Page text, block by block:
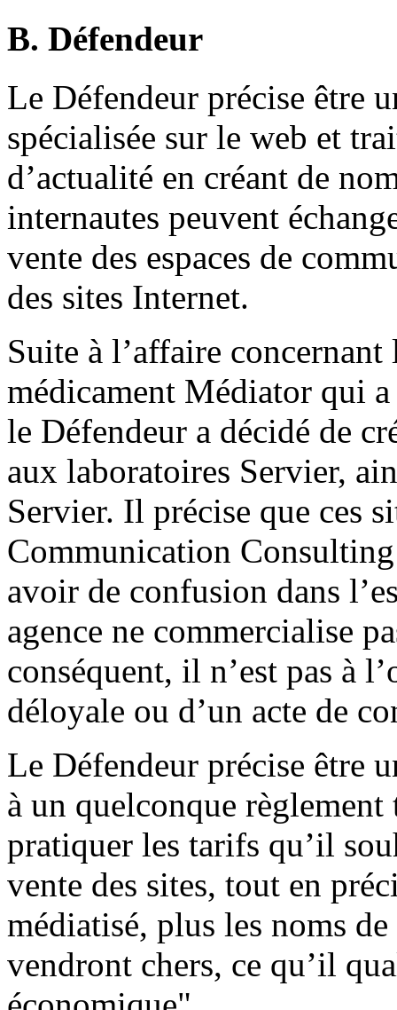
B. Défendeur
Le Défendeur précise être
spécialisée sur le web et
d’actualité en créant de
internautes peuvent
vente des espaces de
des sites Internet.
Suite à l’affaire
médicament Médiator qui
le Défendeur a décidé de
aux laboratoires Servier,
Servier. Il précise que ces
Communication
avoir de confusion dans
agence ne commercialise
conséquent, il n’est pas à
déloyale ou d’un acte de
Le Défendeur précise être
à un quelconque
pratiquer les tarifs qu’il
vente des sites, tout en
médiatisé, plus les noms
vendront chers, ce qu’il